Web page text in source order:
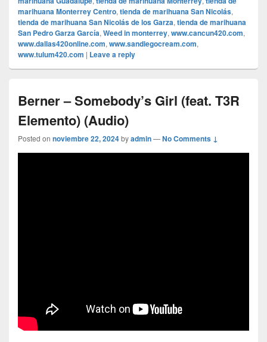
marihuana Monterrey Centro, tienda de marihuana San Nicolás,
tienda de marihuana San Nicolás de los Garza, tienda de marihuana
San Pedro Garza García, Weed in monterrey, www.cancun420.com,
www.dallas420online.com, www.sandiegocream.com,
www.tulum420.com | Leave a reply
Berner – Somebody’s Girl (feat. T3R
Elemento) (Audio)
Posted on noviembre 22, 2024byadmin—No Comments ↓